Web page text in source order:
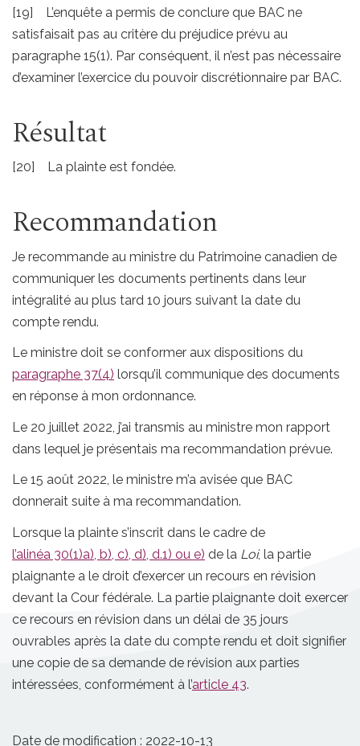
[19] L’enquête a permis de conclure que BAC ne
satisfaisait pas au critère du préjudice prévu au
paragraphe 15(1). Par conséquent, il n’est pas nécessaire
d’examiner l’exercice du pouvoir discrétionnaire par BAC.
Résultat
[20] La plainte est fondée.
Recommandation
Je recommande au ministre du Patrimoine canadien de
communiquer les documents pertinents dans leur
intégralité au plus tard 10 jours suivant la date du
compte rendu.
Le ministre doit se conformer aux dispositions du
paragraphe 37(4) lorsqu’il communique des documents
en réponse à mon ordonnance.
Le 20 juillet 2022, j’ai transmis au ministre mon rapport
dans lequel je présentais ma recommandation prévue.
Le 15 août 2022, le ministre m’a avisée que BAC
donnerait suite à ma recommandation.
Lorsque la plainte s’inscrit dans le cadre de
l’alinéa 30(1)a), b), c), d), d.1) ou e) de la Loi, la partie
plaignante a le droit d’exercer un recours en révision
devant la Cour fédérale. La partie plaignante doit exercer
ce recours en révision dans un délai de 35 jours
ouvrables après la date du compte rendu et doit signifier
une copie de sa demande de révision aux parties
intéressées, conformément à l’article 43.
Date de modification : 2022-10-13